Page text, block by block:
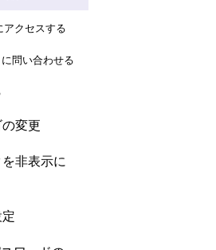
アクセスする
問い合わせる
変更
非表示に